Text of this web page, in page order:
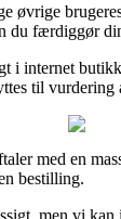
du færdiggør
internet
til vurdering
med en
bestilling.
men vi